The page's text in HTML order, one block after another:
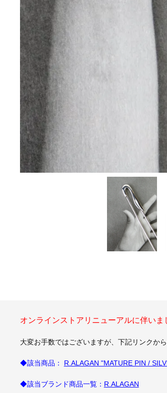
オンラインストアリニューアルに伴い
大変お手数ではございますが、下記リンクか
◆該当商品： R.ALAGAN "MATURE PIN /
◆該当ブランド商品一覧： R.ALAGAN